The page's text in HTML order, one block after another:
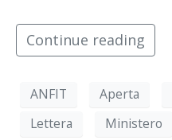
Continue reading
ANFIT Aperta
Lettera
Ministero